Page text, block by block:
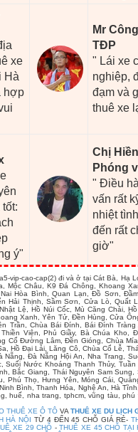
xe
Hà
hợp
Mr
TĐP
" Lái xe
nghiệp,
đạm và
thuê xe
ý"
Chị
Phóng
" Điều
vấn rất
nhiệt
đến rất
giờ"
vip-cao-cap(2) đi và ở tại Cát Bà, Hạ
Mộc Châu, K9 Đá Chông, Khoang
Hòa Bình, Quan Lạn, Đồ Sơn,
Hải Thịnh, Sầm Sơn, Cửa Lò, Quất
Lệ, Hồ Núi Cốc, Mù Căng Chải,
Xanh, Yên Tử, Đền Hùng, Cửa
Trần, Chùa Bái Đính, Bái Đính Tràng
Viện, Phủ Giầy, Bà Chúa Kho,
Cổ Đường Lâm, Đền Gióng, Chùa
Hồ Đại Lải, Lăng Cô, Chùa Cổ Lễ,
Nẵng, Đà Nẵng Hội An, Nha Trang,
Suối Nước Khoáng Thanh Thủy, Tuần
Bắc Giang, Thái Nguyên Sam
Phú Thọ, Hưng Yên, Móng Cái,
Bình, Thanh Hóa, Nghệ An, Hà
huế, nha trang, tphcm, vũng tàu,
THUÊ XE Ô TÔ VA THUÊ XE DU LỊCH
HÀ NỘI TỪ 4 ĐẾN 45 CHỖ GIÁ RẺ-
XE 29 CHỖ -THUÊ XE 45 CHỖ TẠI